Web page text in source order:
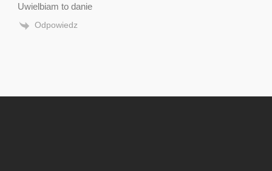
Uwielbiam to danie
Odpowiedz